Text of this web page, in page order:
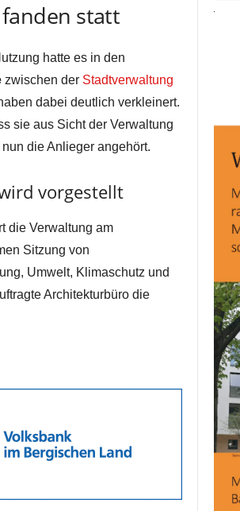
statt
hatte es in den
zwischen der Stadtverwaltung
dabei deutlich verkleinert.
sie aus Sicht der Verwaltung
die Anlieger angehört.
vorgestellt
die Verwaltung am
Sitzung von
Umwelt, Klimaschutz und
Architekturbüro die